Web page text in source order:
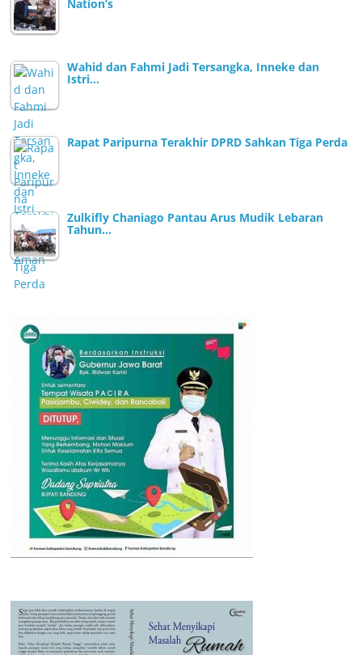
Nation’s
Wahid dan Fahmi Jadi Tersangka, Inneke dan
Istri…
Rapat Paripurna Terakhir DPRD Sahkan Tiga Perda
Zulkifly Chaniago Pantau Arus Mudik Lebaran
Tahun…